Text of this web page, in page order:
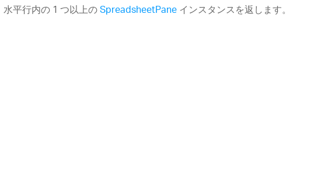
水平行内の 1 つ以上のSpreadsheetPaneインスタンスを返します。